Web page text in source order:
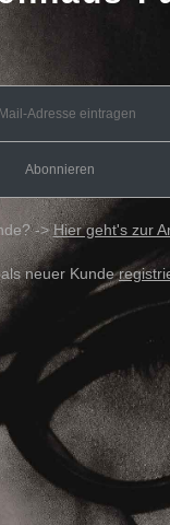
->Hier geht's zur
neuer Kunde